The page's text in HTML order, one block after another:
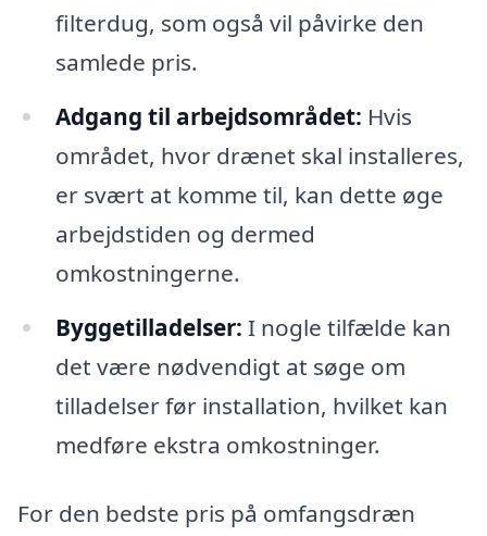
filterdug, som også vil påvirke den
samlede pris.
Adgang til arbejdsområdet: Hvis
området, hvor drænet skal installeres,
er svært at komme til, kan dette øge
arbejdstiden og dermed
omkostningerne.
Byggetilladelser: I nogle tilfælde kan
det være nødvendigt at søge om
tilladelser før installation, hvilket kan
medføre ekstra omkostninger.
For den bedste pris på omfangsdræn